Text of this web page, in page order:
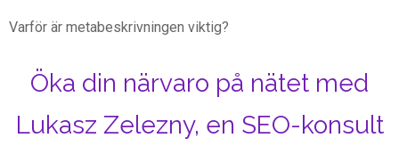
Varför är metabeskrivningen viktig?
Öka din närvaro på nätet med
Lukasz Zelezny, en SEO-konsult